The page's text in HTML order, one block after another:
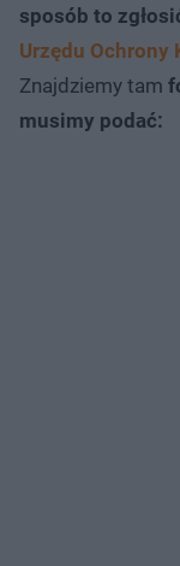
sposób to
Urzędu Ochrony
Znajdziemy tam
musimy podać: